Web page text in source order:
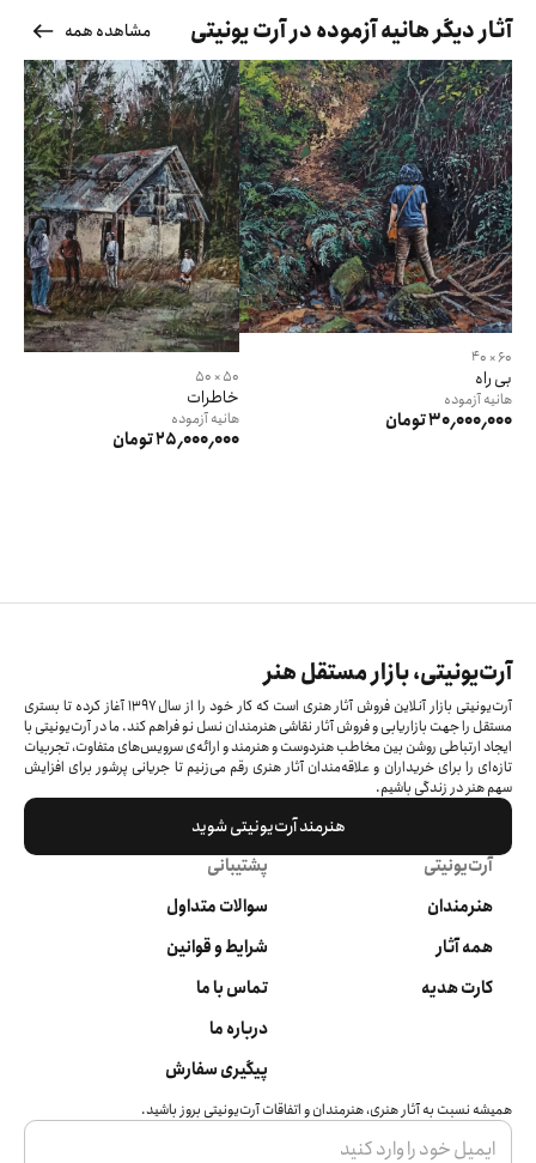
آثار دیگر هانیه آزموده در آرت یونیتی مشاهده همه
60 × 40
بی راه
هانیهآزموده
30٬000٬000 تومان
50 × 50
خاطرات
هانیهآزموده
25٬000٬000 تومان
آرت‌یونیتی، بازار مستقل هنر
آرت‌یونیتی بازار آنلاین فروش آثار هنری است که کار خود را از سال ۱۳۹۷ آغاز کرده‌ تا بستری
مستقل را جهت بازاریابی و فروش آثار نقاشی هنرمندان نسل نو فراهم کند. ما در آرت‌یونیتی با
ایجاد ارتباطی روشن بین مخاطب هنردوست و هنرمند و ارائه‌ی سرویس‌های متفاوت، تجربیات
تازه‌ای را برای خریداران و علاقه‌مندان آثار هنری رقم می‌زنیم تا جریانی پرشور برای افزایش
سهم هنر در زندگی باشیم.
هنرمند آرت‌یونیتی شوید
آرت‌یونیتی
هنرمندان
همه آثار
کارت هدیه
پشتیبانی
سوالات متداول
شرایط و قوانین
تماس با ما
درباره ما
پیگیری سفارش
همیشه نسبت به آثار هنری، هنرمندان و اتفاقات آرت‌یونیتی بروز باشید.